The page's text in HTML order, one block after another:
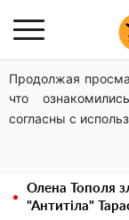
Продолжая
что
согласны с
Дрони із
мільйони
Естонії
Новий
Новинського
Олена Тополя
"Антитіла"